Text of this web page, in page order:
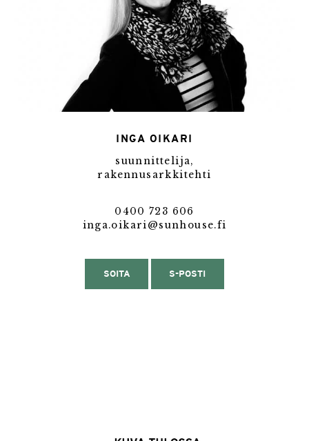
INGA OIKARI
suunnittelija,
rakennusarkkitehti
0400 723 606
inga.oikari@sunhouse.fi
SOITA S-POSTI